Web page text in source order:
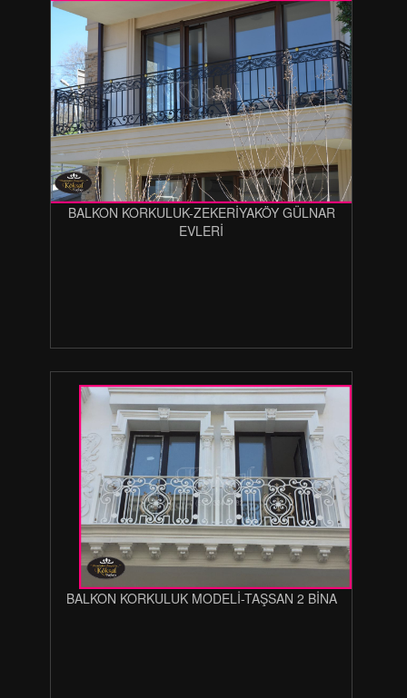
BALKON KORKULUK-ZEKERİYAKÖY GÜLNAR
EVLERİ
BALKON KORKULUK MODELİ-TAŞSAN 2 BİNA